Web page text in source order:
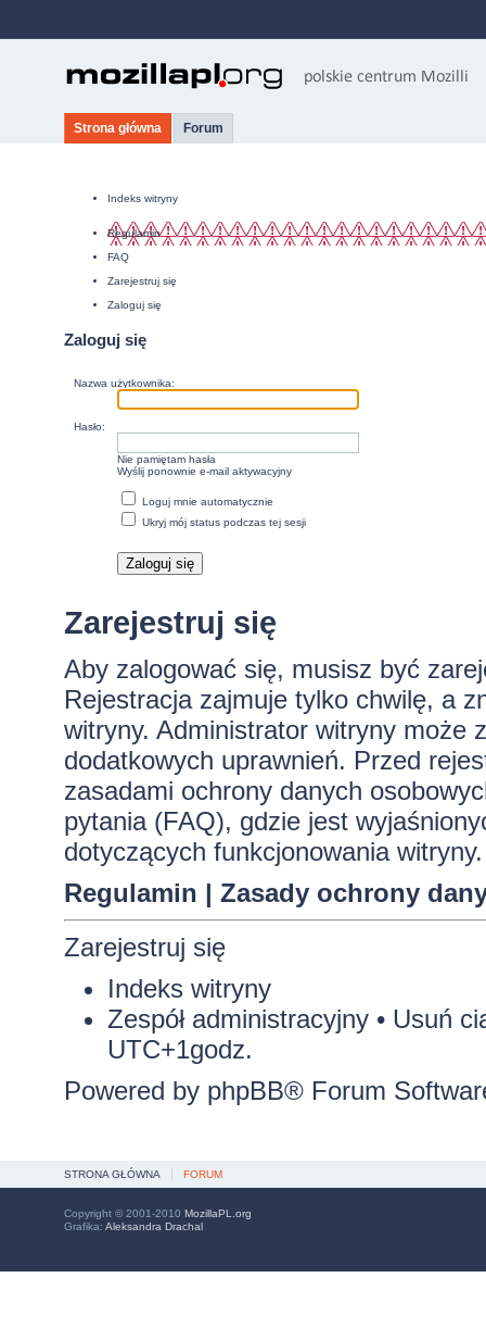
Strona główna Forum
Indeks witryny
Regulamin
FAQ
Zarejestruj się
Zaloguj się
Zaloguj się
Nazwa użytkownika:
Hasło:
Nie pamiętam hasła
Wyślij ponownie e-mail aktywacyjny
Loguj mnie automatycznie
Ukryj mój status podczas tej sesji
Zarejestruj się
Aby zalogować się, musisz być
Rejestracja zajmuje tylko chwilę, a
witryny. Administrator witryny może
dodatkowych uprawnień. Przed
zasadami ochrony danych
pytania (FAQ), gdzie jest
dotyczących funkcjonowania witryny.
Regulamin | Zasady ochrony
Zarejestruj się
Indeks witryny
Zespół administracyjny• Usuń
UTC+1godz.
Powered by phpBB® Forum
STRONA GŁÓWNA FORUM
Copyright © 2001-2010 MozillaPL.org
Grafika: Aleksandra Drachal